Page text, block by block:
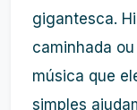
gigantesca.
caminhada
música que
simples